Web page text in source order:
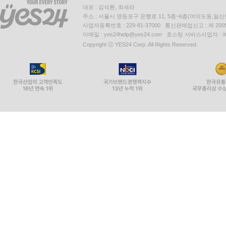
대표 : 김석환, 최세라
주소 : 서울시 영등포구 은행로 11, 5층~6층(여의도동,일신
사업자등록번호 : 229-81-37000 통신판매업신고 : 제
이메일 : yes24help@yes24.com 호스팅 서비스사업자 :
Copyright ⓒ YES24 Corp. All Rights Reserved.